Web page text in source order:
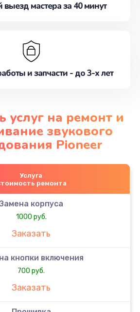
выезд мастера за 40 минут
и запчасти - до 3-х лет
услуг на ремонт и
звукового
Pioneer
Услуга
ремонта
корпуса
1000 руб.
Заказать
кнопки включения
700 руб.
Заказать